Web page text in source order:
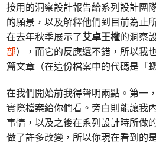
接用的洞察設計報告給系列設計團
的願景，以及解釋他們到目前為止
在去年秋季展示了艾卓王權的洞察
部），而它的反應還不錯，所以我
篇文章（在這份檔案中的代碼是「
在我們開始前我得聲明兩點。第一
實際檔案給你們看。旁白則能讓我
事情，以及之後在系列設計時所做
做了許多改變，所以你現在看到的